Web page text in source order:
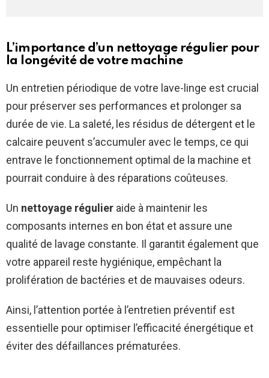
L’importance d’un nettoyage régulier pour
la longévité de votre machine
Un entretien périodique de votre lave-linge est crucial
pour préserver ses performances et prolonger sa
durée de vie. La saleté, les résidus de détergent et le
calcaire peuvent s’accumuler avec le temps, ce qui
entrave le fonctionnement optimal de la machine et
pourrait conduire à des réparations coûteuses.
Un nettoyage régulier aide à maintenir les
composants internes en bon état et assure une
qualité de lavage constante. Il garantit également que
votre appareil reste hygiénique, empêchant la
prolifération de bactéries et de mauvaises odeurs.
Ainsi, l’attention portée à l’entretien préventif est
essentielle pour optimiser l’efficacité énergétique et
éviter des défaillances prématurées.